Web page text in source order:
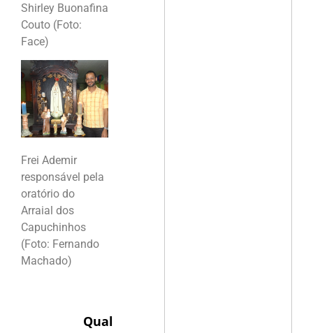
Shirley Buonafina
Couto (Foto:
Face)
Frei Ademir
responsável pela
oratório do
Arraial dos
Capuchinhos
(Foto: Fernando
Machado)
Qual